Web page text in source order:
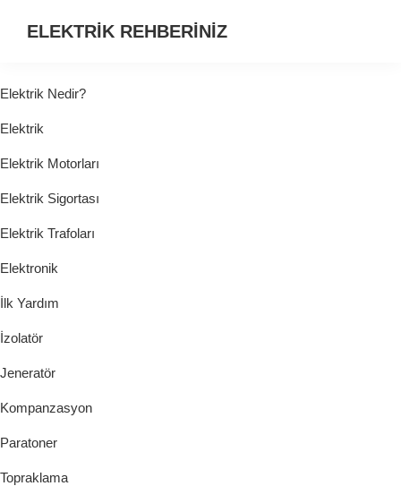
ELEKTRİK REHBERİNİZ
HER
ŞEY...
Elektrik Nedir?
Elektrik
Elektrik Motorları
Elektrik Sigortası
Elektrik Trafoları
Elektronik
İlk Yardım
İzolatör
Jeneratör
Kompanzasyon
Paratoner
Topraklama